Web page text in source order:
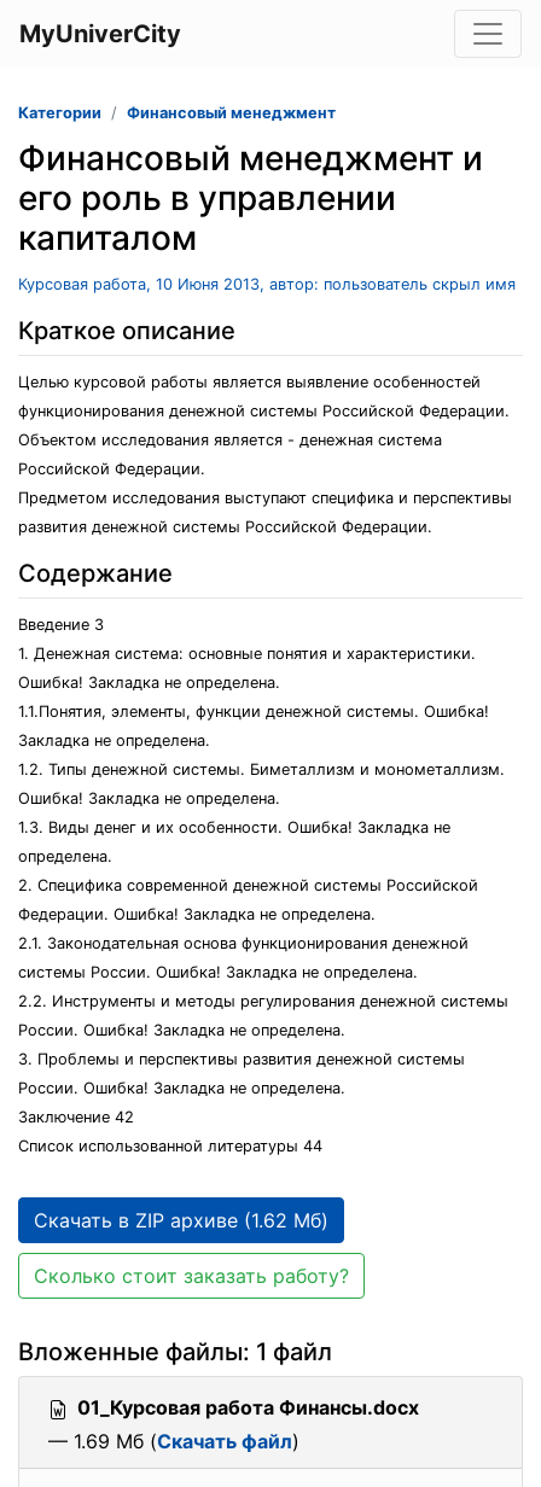
MyUniverCity
Категории Финансовый менеджмент
Финансовый менеджмент и
его роль в управлении
капиталом
Курсовая работа, 10 Июня 2013, автор: пользователь скрыл имя
Краткое описание
Целью курсовой работы является выявление особенностей
функционирования денежной системы Российской Федерации.
Объектом исследования является - денежная система
Российской Федерации.
Предметом исследования выступают специфика и перспективы
развития денежной системы Российской Федерации.
Содержание
Введение 3
1. Денежная система: основные понятия и характеристики.
Ошибка! Закладка не определена.
1.1.Понятия, элементы, функции денежной системы. Ошибка!
Закладка не определена.
1.2. Типы денежной системы. Биметаллизм и монометаллизм.
Ошибка! Закладка не определена.
1.3. Виды денег и их особенности. Ошибка! Закладка не
определена.
2. Специфика современной денежной системы Российской
Федерации. Ошибка! Закладка не определена.
2.1. Законодательная основа функционирования денежной
системы России. Ошибка! Закладка не определена.
2.2. Инструменты и методы регулирования денежной системы
России. Ошибка! Закладка не определена.
3. Проблемы и перспективы развития денежной системы
России. Ошибка! Закладка не определена.
Заключение 42
Список использованной литературы 44
Скачать в ZIP архиве (1.62 Мб)
Сколько стоит заказать работу?
Вложенные файлы: 1 файл
01_Курсовая работа Финансы.docx
— 1.69 Мб (Скачать файл)